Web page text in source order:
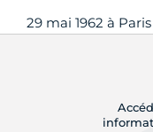
29 mai 1962 à Paris